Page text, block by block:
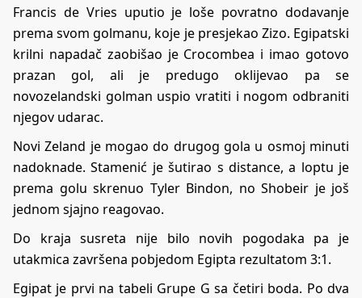
Francis de Vries uputio je loše povratno dodavanje
prema svom golmanu, koje je presjekao Zizo. Egipatski
krilni napadač zaobišao je Crocombea i imao gotovo
prazan gol, ali je predugo oklijevao pa se
novozelandski golman uspio vratiti i nogom odbraniti
njegov udarac.
Novi Zeland je mogao do drugog gola u osmoj minuti
nadoknade. Stamenić je šutirao s distance, a loptu je
prema golu skrenuo Tyler Bindon, no Shobeir je još
jednom sjajno reagovao.
Do kraja susreta nije bilo novih pogodaka pa je
utakmica završena pobjedom Egipta rezultatom 3:1.
Egipat je prvi na tabeli Grupe G sa četiri boda. Po dva